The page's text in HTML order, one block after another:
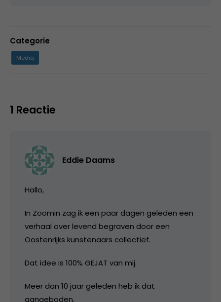
Categorie
Media
1 Reactie
Eddie Daams
Hallo,
In Zoomin zag ik een paar dagen geleden een
verhaal over levend begraven door een
Oostenrijks kunstenaars collectief.
Dat idee is 100% GEJAT van mij.
Meer dan 10 jaar geleden heb ik dat
aangeboden.